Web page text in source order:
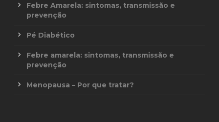
Febre Amarela: sintomas, transmissão e
prevenção
Pé Diabético
Febre amarela: sintomas, transmissão e
prevenção
Menopausa – Por que tratar?